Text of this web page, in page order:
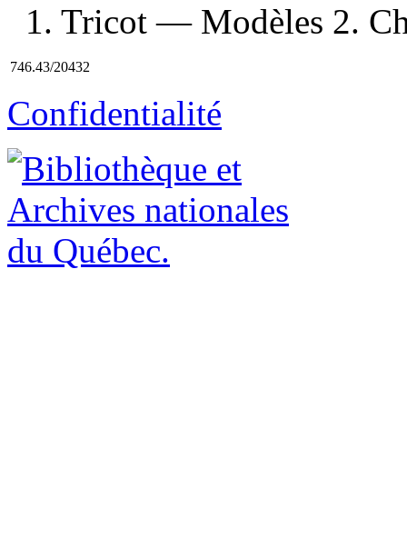
1. Tricot — Modèles 2.
746.43/20432
Confidentialité